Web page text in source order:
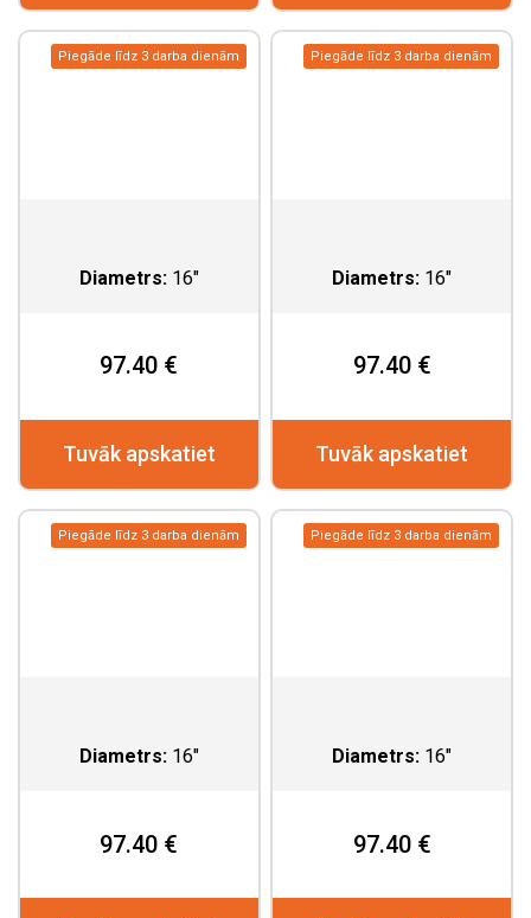
Piegāde līdz 3 darba dienām
Diametrs:16"
97.40 €
Tuvāk apskatiet
Piegāde līdz 3 darba dienām
Diametrs: 16"
97.40 €
Tuvāk apskatiet
Piegāde līdz 3 darba dienām
Diametrs:16"
97.40 €
Piegāde līdz 3 darba dienām
Diametrs: 16"
97.40 €